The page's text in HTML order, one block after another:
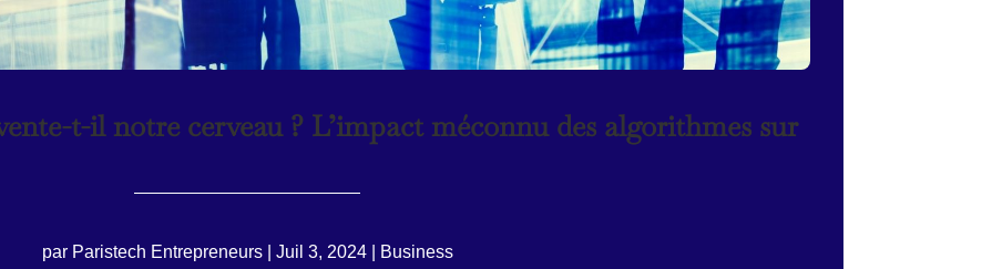
t-il notre cerveau ? L’impact méconnu des algorithmes sur
par Paristech Entrepreneurs| Juil 3, 2024| Business